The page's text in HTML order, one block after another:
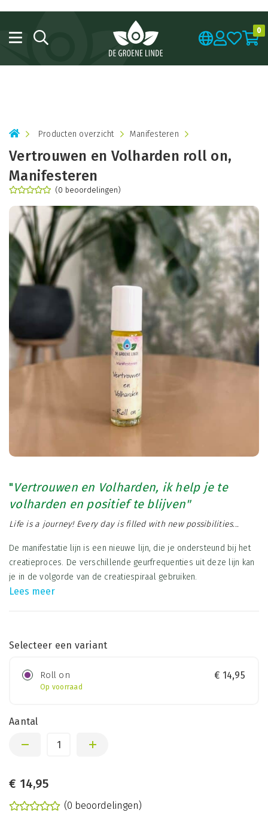
Bestel onze 'Back to School' producten met een mooie korting
van 20%!
Producten overzicht Manifesteren
Vertrouwen en Volharden roll on,
Manifesteren
(0 beoordelingen)
"Vertrouwen en Volharden, ik help je te
volharden en positief te blijven"
Life is a journey! Every day is filled with new possibilities...
De manifestatie lijn is een nieuwe lijn, die je ondersteund bij het
creatieproces. De verschillende geurfrequenties uit deze lijn kan
je in de volgorde van de creatiespiraal gebruiken.
Lees meer
Selecteer een variant
Roll on
Op voorraad
€ 14,95
Aantal
€ 14,95
(0 beoordelingen)